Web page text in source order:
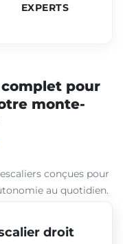
EXPERTS
pour
monte-
conçues pour
au quotidien.
droit